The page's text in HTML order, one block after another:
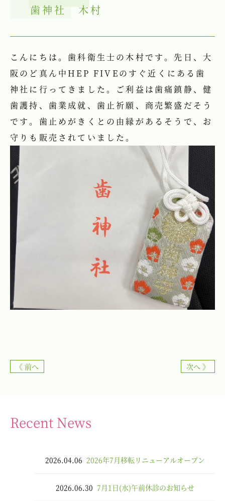
歯神社 木村
こんにちは。歯科衛生士の木村です。先日、大
阪のど真ん中HEP FIVEのすぐ近くにある歯
神社に行ってきました。ご利益は歯痛鎮静、健
歯護持、歯業成就、歯止祈願、商売繁盛だそう
です。歯止めがきくとの由縁があるそうで、お
守りも販売されていました。
《 前へ 次へ 》
Recent News
2026.04.06 2026年7月移転リニューアルオープン
2026.06.30 7月1日(水)午前休診のお知らせ